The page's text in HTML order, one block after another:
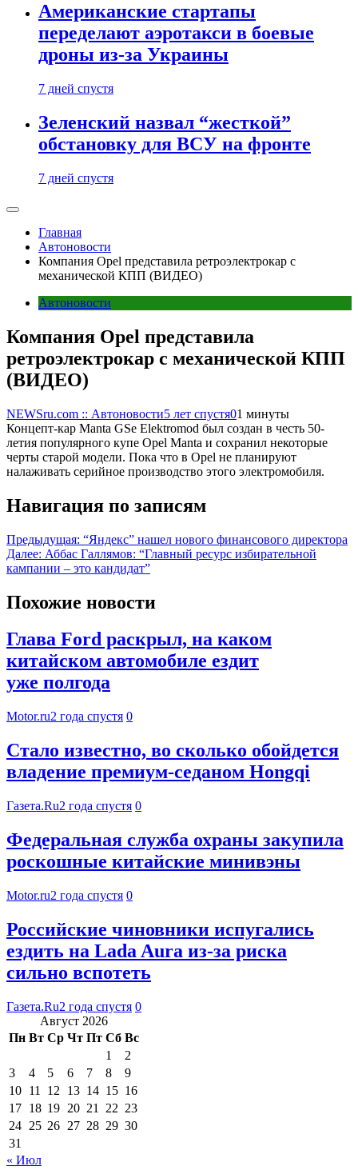
Американские стартапы
переделают аэротакси в боевые
дроны из-за Украины
7 дней спустя
Зеленский назвал “жесткой”
обстановку для ВСУ на фронте
7 дней спустя
Главная
Автоновости
Компания Opel представила ретроэлектрокар с
механической КПП (ВИДЕО)
Автоновости
Компания Opel представила
ретроэлектрокар с механической КПП
(ВИДЕО)
NEWSru.com :: Автоновости5 лет спустя01 минуты
Концепт-кар Manta GSe Elektromod был создан в честь 50-
летия популярного купе Opel Manta и сохранил некоторые
черты старой модели. Пока что в Opel не планируют
налаживать серийное производство этого электромобиля.
Навигация по записям
Предыдущая: “Яндекс” нашел нового финансового директора
Далее: Аббас Галлямов: “Главный ресурс избирательной
кампании – это кандидат”
Похожие новости
Глава Ford раскрыл, на каком
китайском автомобиле ездит
уже полгода
Motor.ru2 года спустя 0
Стало известно, во сколько обойдется
владение премиум-седаном Hongqi
Газета.Ru2 года спустя 0
Федеральная служба охраны закупила
роскошные китайские минивэны
Motor.ru2 года спустя 0
Российские чиновники испугались
ездить на Lada Aura из-за риска
сильно вспотеть
Газета.Ru2 года спустя 0
Август 2026
Пн Вт Ср Чт Пт Сб Вс
1
2
3
4 5 6 7 8
9
10 11 12 13 14 15 16
17 18 19 20 21 22 23
24 25 26 27 28 29 30
31
« Июл